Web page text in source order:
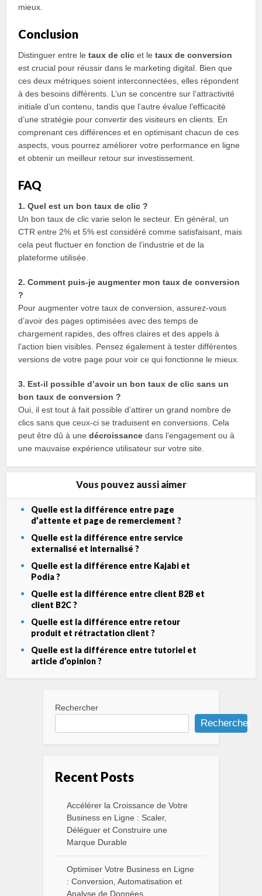
mieux.
Conclusion
Distinguer entre letaux de clic et letaux de conversion
est crucial pour réussir dans le marketing digital. Bien que
ces deux métriques soient interconnectées, elles répondent
à des besoins différents. L’un se concentre sur l’attractivité
initiale d’un contenu, tandis que l’autre évalue l’efficacité
d’une stratégie pour convertir des visiteurs en clients. En
comprenant ces différences et en optimisant chacun de ces
aspects, vous pourrez améliorer votre performance en ligne
et obtenir un meilleur retour sur investissement.
FAQ
1. Quel est un bon taux de clic ?
Un bon taux de clic varie selon le secteur. En général, un
CTR entre 2% et 5% est considéré comme satisfaisant, mais
cela peut fluctuer en fonction de l’industrie et de la
plateforme utilisée.
2. Comment puis-je augmenter mon taux de conversion
?
Pour augmenter votre taux de conversion, assurez-vous
d’avoir des pages optimisées avec des temps de
chargement rapides, des offres claires et des appels à
l’action bien visibles. Pensez également à tester différentes
versions de votre page pour voir ce qui fonctionne le mieux.
3. Est-il possible d’avoir un bon taux de clic sans un
bon taux de conversion ?
Oui, il est tout à fait possible d’attirer un grand nombre de
clics sans que ceux-ci se traduisent en conversions. Cela
peut être dû à unedécroissance dans l’engagement ou à
une mauvaise expérience utilisateur sur votre site.
Vous pouvez aussi aimer
Quelle est la différence entre page
d’attente et page de remerciement ?
Quelle est la différence entre service
externalisé et internalisé ?
Quelle est la différence entre Kajabi et
Podia ?
Quelle est la différence entre client B2B et
client B2C ?
Quelle est la différence entre retour
produit et rétractation client ?
Quelle est la différence entre tutoriel et
article d’opinion ?
Rechercher
Rechercher
Recent Posts
Accélérer la Croissance de Votre
Business en Ligne : Scaler,
Déléguer et Construire une
Marque Durable
Optimiser Votre Business en Ligne
: Conversion, Automatisation et
Analyse de Données